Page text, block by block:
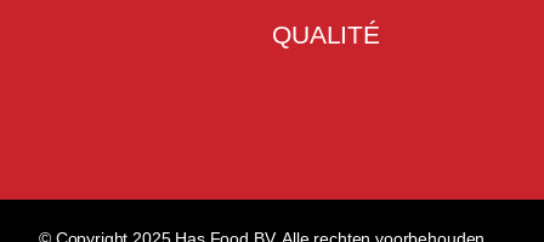
QUALITÉ